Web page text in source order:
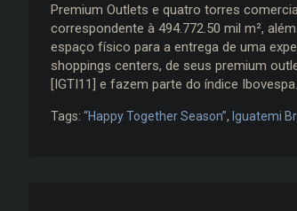
Premium Outlets e quatro torres
correspondente à 494.772.50 mil m²,
espaço físico para a entrega de uma
shoppings centers, de seus premium
[IGTI11] e fazem parte do índice Ibovespa.
Tags: “Happy Together Season”, Iguatemi